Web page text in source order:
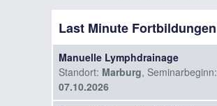
Last Minute Fortbildungen
Manuelle Lymphdrainage
Standort: Marburg, Seminarbeginn:
07.10.2026